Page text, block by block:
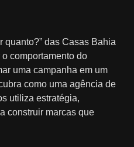
quanto?” das Casas Bahia
comportamento do
uma campanha em um
como uma agência de
utiliza estratégia,
construir marcas que